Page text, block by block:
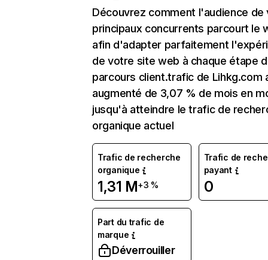
Découvrez comment l'audience de
principaux concurrents parcourt le
afin d'adapter parfaitement
de votre site web à chaque étape
parcours client.trafic de Lihkg.com
augmenté de 3,07 % de mois en
jusqu'à atteindre le trafic de
organique actuel
Trafic de recherche
organique
1,31 M+3 %
Trafic de
payant
0
Part du trafic de
marque
Déverrouiller